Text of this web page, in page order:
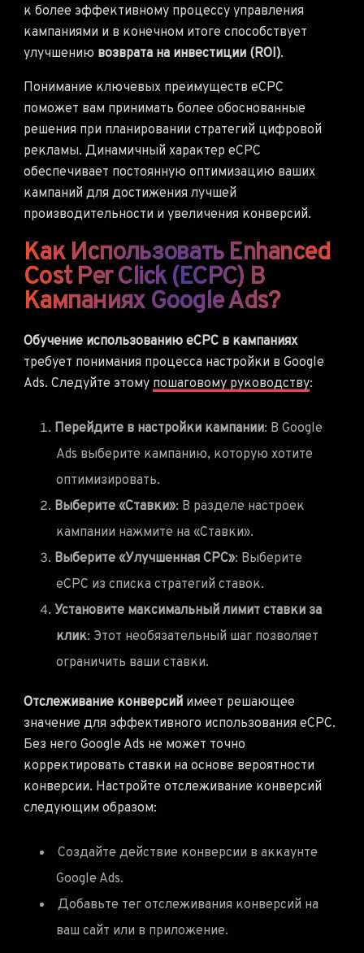
к более эффективному процессу управления
кампаниями и в конечном итоге способствует
улучшению возврата на инвестиции (ROI).
Понимание ключевых преимуществ eCPC
поможет вам принимать более обоснованные
решения при планировании стратегий цифровой
рекламы. Динамичный характер eCPC
обеспечивает постоянную оптимизацию ваших
кампаний для достижения лучшей
производительности и увеличения конверсий.
Как Использовать Enhanced
Cost Per Click (eCPC) В
Кампаниях Google Ads?
Обучение использованию eCPC в кампаниях
требует понимания процесса настройки в Google
Ads. Следуйте этому пошаговому руководству:
Перейдите в настройки кампании: В Google
Ads выберите кампанию, которую хотите
оптимизировать.
Выберите «Ставки»: В разделе настроек
кампании нажмите на «Ставки».
Выберите «Улучшенная CPC»: Выберите
eCPC из списка стратегий ставок.
Установите максимальный лимит ставки за
клик: Этот необязательный шаг позволяет
ограничить ваши ставки.
Отслеживание конверсий имеет решающее
значение для эффективного использования eCPC.
Без него Google Ads не может точно
корректировать ставки на основе вероятности
конверсии. Настройте отслеживание конверсий
следующим образом:
Создайте действие конверсии в аккаунте
Google Ads.
Добавьте тег отслеживания конверсий на
ваш сайт или в приложение.